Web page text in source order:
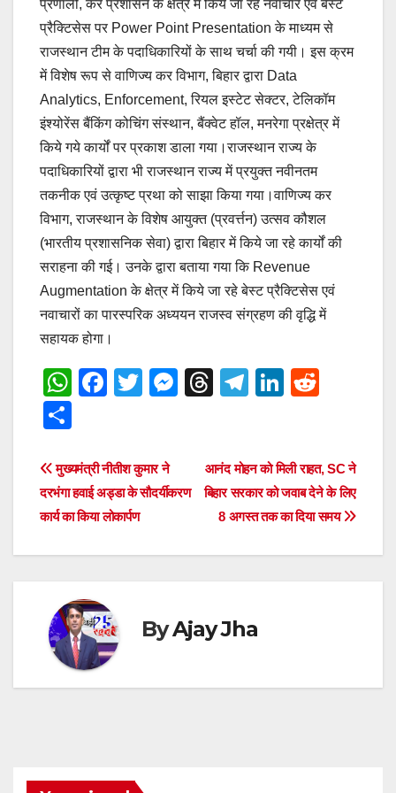
प्रणाली, कर प्रशासन के क्षेत्र में किये जा रहे नवाचार एवं बेस्ट
प्रैक्टिसेस पर Power Point Presentation के माध्यम से
राजस्थान टीम के पदाधिकारियों के साथ चर्चा की गयी। इस क्रम
में विशेष रूप से वाणिज्य कर विभाग, बिहार द्वारा Data
Analytics, Enforcement, रियल इस्टेट सेक्टर, टेलिकॉम
इंश्योरेंस बैंकिंग कोचिंग संस्थान, बैंक्वेट हॉल, मनरेगा प्रक्षेत्र में
किये गये कार्यों पर प्रकाश डाला गया।राजस्थान राज्य के
पदाधिकारियों द्वारा भी राजस्थान राज्य में प्रयुक्त नवीनतम
तकनीक एवं उत्कृष्ट प्रथा को साझा किया गया।वाणिज्य कर
विभाग, राजस्थान के विशेष आयुक्त (प्रवर्त्तन) उत्सव कौशल
(भारतीय प्रशासनिक सेवा) द्वारा बिहार में किये जा रहे कार्यों की
सराहना की गई। उनके द्वारा बताया गया कि Revenue
Augmentation के क्षेत्र में किये जा रहे बेस्ट प्रैक्टिसेस एवं
नवाचारों का पारस्परिक अध्ययन राजस्व संग्रहण की वृद्धि में
सहायक होगा।
W
s
A
p
p
F
e
b
o
o
T
er
M
n
er
T
a
d
s
T
gr
a
m
Li
e
dI
n
di
t
ar
e
Post
navigation
आनंद मोहन को मिली राहत, SC ने
बिहार सरकार को जवाब देने के लिए
8 अगस्त तक का दिया समय
मुख्यमंत्री नीतीश कुमार ने
दरभंगा हवाई अड्डा के सौदर्यीकरण
कार्य का किया लोकार्पण
ByAjay Jha